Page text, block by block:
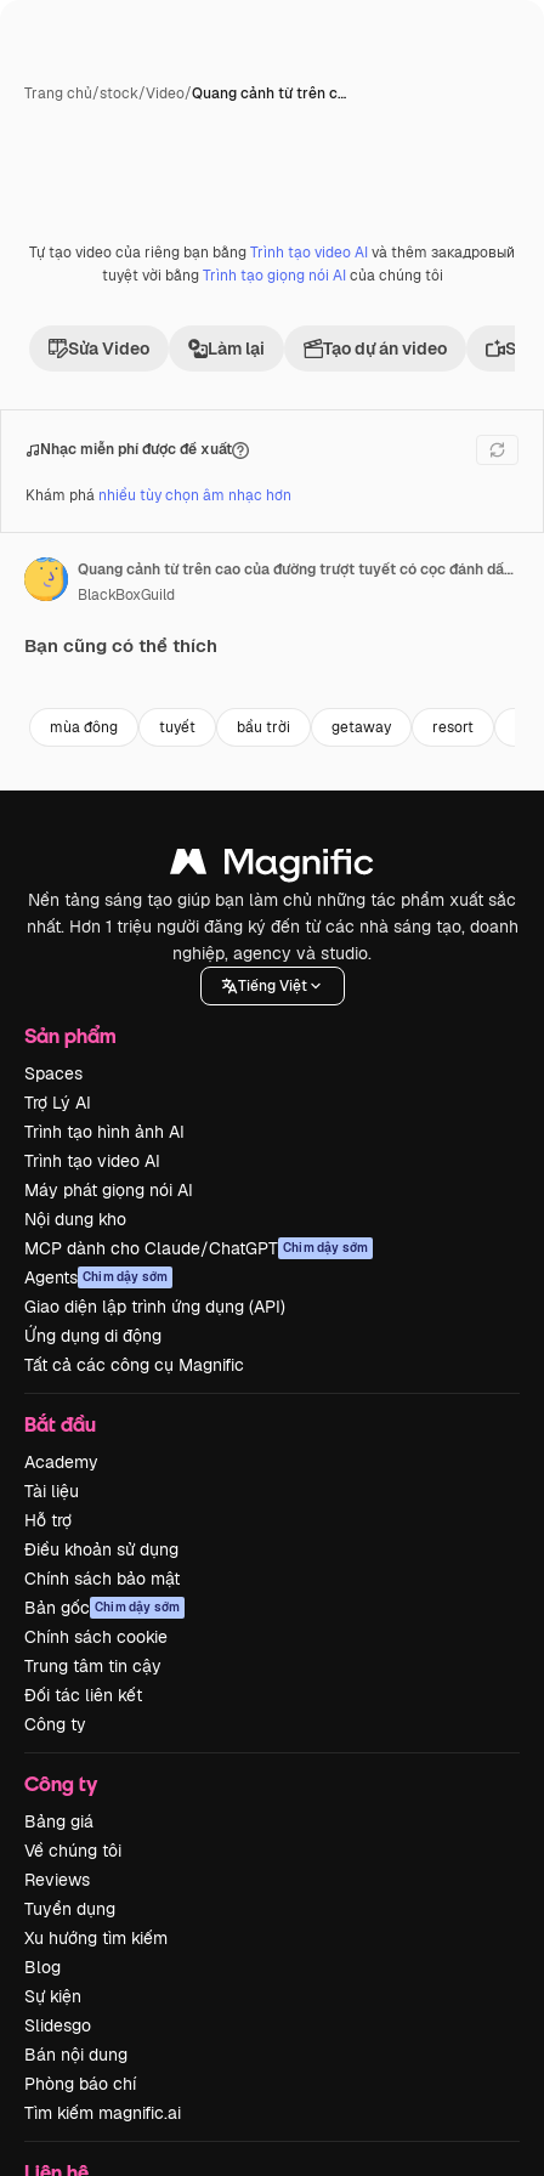
Trang chủ/stock/Video/Quang cảnh từ trên c…
Phần thưởng
Tự tạo video của riêng bạn bằngTrình tạo video AIvà thêm закадровый
tuyệt vời bằngTrình tạo giọng nói AIcủa chúng tôi
Sửa Video Làm lại Tạo dự án video Sử
Nhạc miễn phí được đề xuất
Khám phá nhiều tùy chọn âm nhạc hơn
Quang cảnh từ trên cao của đường trượt tuyết có cọc đánh dấu trên núi vào mùa đông ở Sun Valley, Idaho
BlackBoxGuild
Bạn cũng có thể thích
mùa đông tuyết bầu trời getaway resort
Nền tảng sáng tạo giúp bạn làm chủ những tác phẩm xuất sắc
nhất. Hơn 1 triệu người đăng ký đến từ các nhà sáng tạo, doanh
nghiệp, agency và studio.
Tiếng Việt
Sản phẩm
Spaces
Trợ Lý AI
Trình tạo hình ảnh AI
Trình tạo video AI
Máy phát giọng nói AI
Nội dung kho
MCP dành cho Claude/ChatGPT Chim dậy sớm
Agents Chim dậy sớm
Giao diện lập trình ứng dụng (API)
Ứng dụng di động
Tất cả các công cụ Magnific
Bắt đầu
Academy
Tài liệu
Hỗ trợ
Điều khoản sử dụng
Chính sách bảo mật
Bản gốc Chim dậy sớm
Chính sách cookie
Trung tâm tin cậy
Đối tác liên kết
Công ty
Công ty
Bảng giá
Về chúng tôi
Reviews
Tuyển dụng
Xu hướng tìm kiếm
Blog
Sự kiện
Slidesgo
Bán nội dung
Phòng báo chí
Tìm kiếm magnific.ai